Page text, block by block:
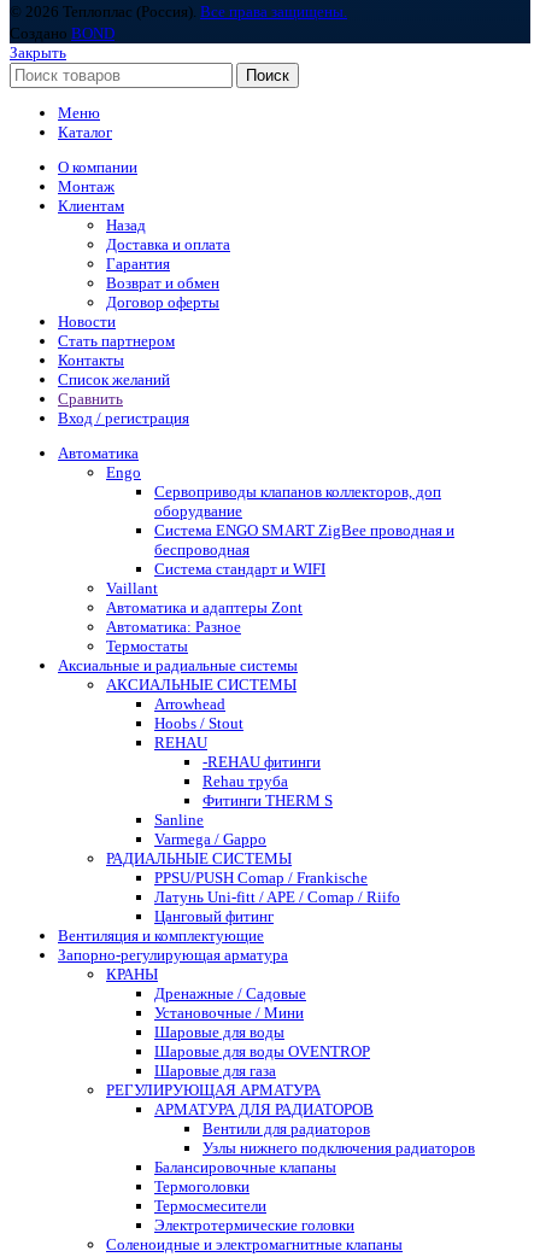
© 2026 Теплоплас (Россия). Все права защищены.
Создано BOND
Закрыть
Поиск
Меню
Каталог
О компании
Монтаж
Клиентам
Назад
Доставка и оплата
Гарантия
Возврат и обмен
Договор оферты
Новости
Стать партнером
Контакты
Список желаний
Сравнить
Вход / регистрация
Автоматика
Engo
Сервоприводы клапанов коллекторов, доп
оборудвание
Система ENGO SMART ZigBee проводная и
беспроводная
Система стандарт и WIFI
Vaillant
Автоматика и адаптеры Zont
Автоматика: Разное
Термостаты
Аксиальные и радиальные системы
АКСИАЛЬНЫЕ СИСТЕМЫ
Arrowhead
Hoobs / Stout
REHAU
-REHAU фитинги
Rehau труба
Фитинги THERM S
Sanline
Varmega / Gappo
РАДИАЛЬНЫЕ СИСТЕМЫ
PPSU/PUSH Comap / Frankische
Латунь Uni-fitt / APE / Comap / Riifo
Цанговый фитинг
Вентиляция и комплектующие
Запорно-регулирующая арматура
КРАНЫ
Дренажные / Садовые
Установочные / Мини
Шаровые для воды
Шаровые для воды OVENTROP
Шаровые для газа
РЕГУЛИРУЮЩАЯ АРМАТУРА
АРМАТУРА ДЛЯ РАДИАТОРОВ
Вентили для радиаторов
Узлы нижнего подключения радиаторов
Балансировочные клапаны
Термоголовки
Термосмесители
Электротермические головки
Соленоидные и электромагнитные клапаны